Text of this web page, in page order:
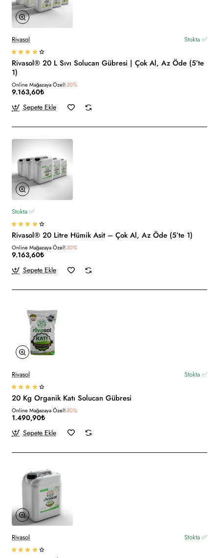
Rivasol Stokta ✅
Rivasol® 20 L Sıvı Solucan Gübresi | Çok Al, Az Öde (5’te
1)
Online Mağazaya Özel!-30%
9.163,60₺
Sepete Ekle
Stokta ✅
Rivasol® 20 Litre Hümik Asit – Çok Al, Az Öde (5’te 1)
Online Mağazaya Özel!-30%
9.163,60₺
Sepete Ekle
Rivasol Stokta ✅
20 Kg Organik Katı Solucan Gübresi
Online Mağazaya Özel!-30%
1.490,90₺
Sepete Ekle
Rivasol Stokta ✅